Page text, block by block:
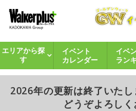
エリアから探
す
イベント
カレンダー
イベ
ラン
2026年の更新は終了いた
どうぞよろしく